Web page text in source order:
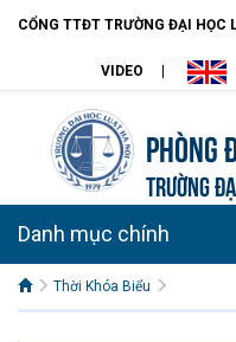
CỔNG TTĐT TRƯỜNG ĐẠI HỌC
VIDEO
Phòng
TRƯỜNG
Danh mục chính
Thời Khóa Biểu